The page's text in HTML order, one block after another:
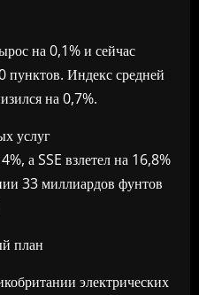
на 0,1% и сейчас
пунктов. Индекс средней
на 0,7%.
услуг
а SSE взлетел на 16,8%
33 миллиардов фунтов
план
электрических